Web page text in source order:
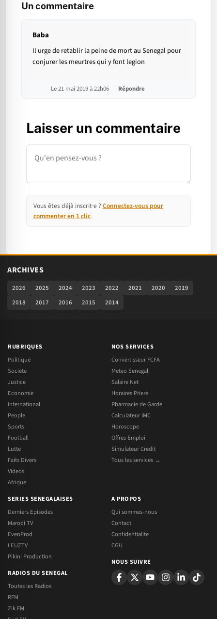
Un commentaire
Baba
Il urge de retablir la peine de mort au Senegal pour
conjurer les meurtres qui y font legion
Le 21 mai 2019 à 22h06 Répondre
Laisser un commentaire
Commentaire
Vous êtes déjà inscrit·e ? Connectez-vous pour
commenter en 1 clic
ARCHIVES
2026 2025 2024 2023 2022 2021 2020
2019
2018
2017 2016 2015 2014
RUBRIQUES
Politique
Societe
Justice
Economie
International
People
Sports
Football
Lutte
Faits Divers
Videos
Afrique
NOS SERVICES
Convertisseur FCFA
Meteo Senegal
Salaire Net
Horaires Priere
Pharmacie de Garde
Calculateur IMC
Horoscope
Offres Emploi
Simulateur Credit
Tous les services →
SERIES SENEGALAISES
Derniers Episodes
Marodi TV
EvenProd
LEUZTV
Pikini Production
RADIOS DU SENEGAL
Toutes les Radios
RFM
Zik FM
A PROPOS
Qui sommes-nous
Contact
Confidentialite
CGU
NOUS SUIVRE